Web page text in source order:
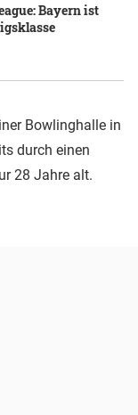
Bayern ist
Bowlinghalle in
durch einen
28 Jahre alt.